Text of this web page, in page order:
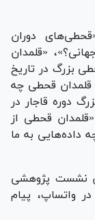
دوران
«قلمدان
بزرگ در تاریخ
قلمدان قحطی چه
دوره قاجار در
قحطی از
داده‌هایی به ما
نشست پژوهشی
به شماره همراه ۰۹۰۲۹۵۴۷۲۶۹، در واتساپ، پیام